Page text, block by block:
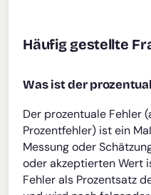
Häufig gestellte
Was ist der
Der prozentuale Fehler
Prozentfehler) ist ein
Messung oder
oder akzeptierten Wert
Fehler als Prozentsatz